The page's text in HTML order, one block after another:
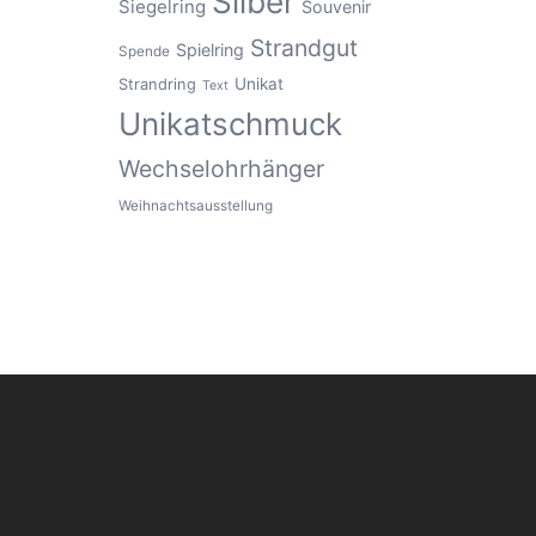
Siegelring Souvenir
Spende Spielring Strandgut
Strandring Text Unikat
Unikatschmuck
Wechselohrhänger
Weihnachtsausstellung